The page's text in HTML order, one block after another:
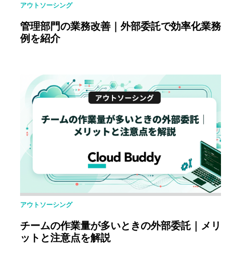
アウトソーシング
管理部門の業務改善｜外部委託で効率化業務
例を紹介
アウトソーシング
チームの作業量が多いときの外部委託｜メリ
ットと注意点を解説